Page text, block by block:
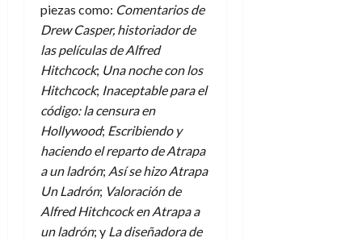
piezas como: Comentarios de
Drew Casper, historiador de
las películas de Alfred
Hitchcock; Una noche con los
Hitchcock; Inaceptable para el
código: la censura en
Hollywood; Escribiendo y
haciendo el reparto de Atrapa
a un ladrón; Así se hizo Atrapa
Un Ladrón; Valoración de
Alfred Hitchcock en Atrapa a
un ladrón; y La diseñadora de